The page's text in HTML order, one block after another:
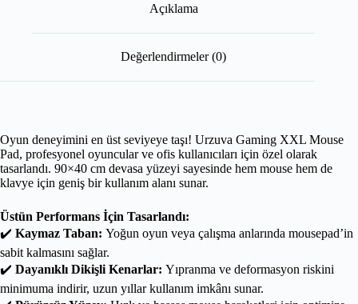
Açıklama
Değerlendirmeler (0)
Oyun deneyimini en üst seviyeye taşı! Urzuva Gaming XXL Mouse
Pad, profesyonel oyuncular ve ofis kullanıcıları için özel olarak
tasarlandı. 90×40 cm devasa yüzeyi sayesinde hem mouse hem de
klavye için geniş bir kullanım alanı sunar.
Üstün Performans İçin Tasarlandı:
✔️ Kaymaz Taban: Yoğun oyun veya çalışma anlarında mousepad’in
sabit kalmasını sağlar.
✔️ Dayanıklı Dikişli Kenarlar: Yıpranma ve deformasyon riskini
minimuma indirir, uzun yıllar kullanım imkânı sunar.